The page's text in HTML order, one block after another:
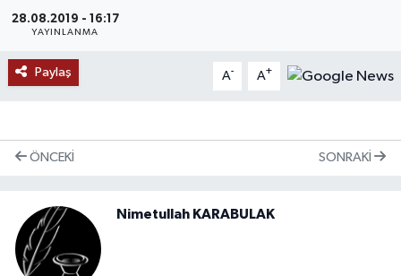
28.08.2019 - 16:17
YAYINLANMA
Paylaş A- A+
ÖNCEKI SONRAKI
Nimetullah KARABULAK
Eğitim
Bilim & Teknoloji
RESMİ İLANLAR
Tüm Manşetler
Son Dakika Haberleri